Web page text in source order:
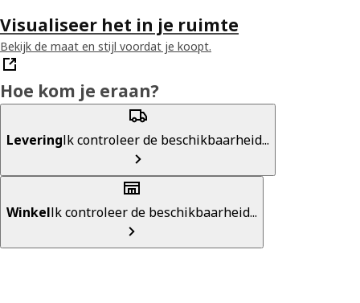
Visualiseer het in je ruimte
Bekijk de maat en stijl voordat je koopt.
Hoe kom je eraan?
LeveringIk controleer de beschikbaarheid...
WinkelIk controleer de beschikbaarheid...